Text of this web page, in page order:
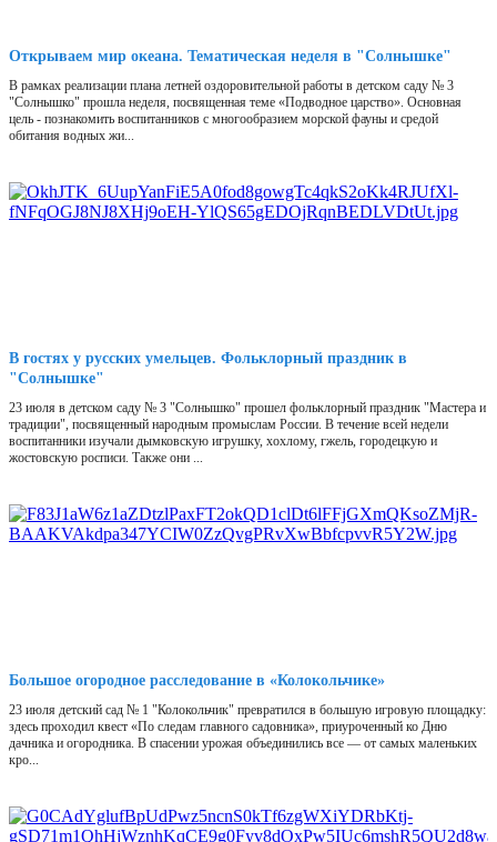
Открываем мир океана. Тематическая неделя в "Солнышке"
В рамках реализации плана летней оздоровительной работы в детском саду № 3
"Солнышко" прошла неделя, посвященная теме «Подводное царство». Основная
цель - познакомить воспитанников с многообразием морской фауны и средой
обитания водных жи...
В гостях у русских умельцев. Фольклорный праздник в
"Солнышке"
23 июля в детском саду № 3 "Солнышко" прошел фольклорный праздник "Мастера и
традиции", посвященный народным промыслам России. В течение всей недели
воспитанники изучали дымковскую игрушку, хохлому, гжель, городецкую и
жостовскую росписи. Также они ...
Большое огородное расследование в «Колокольчике»
23 июля детский сад № 1 "Колокольчик" превратился в большую игровую площадку:
здесь проходил квест «По следам главного садовника», приуроченный ко Дню
дачника и огородника. В спасении урожая объединились все — от самых маленьких
кро...